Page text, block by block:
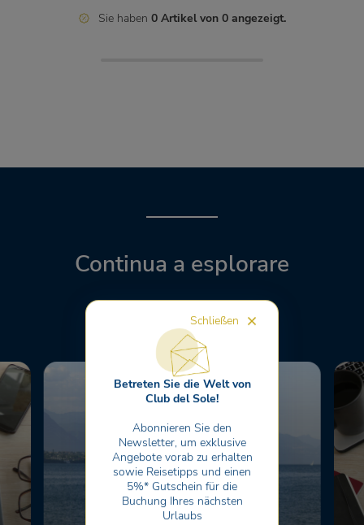
Sie haben 0 Artikel von 0 angezeigt.
Continua a esplorare
Schließen
Betreten Sie die Welt von
Club del Sole!
Abonnieren Sie den
Newsletter, um exklusive
Angebote vorab zu erhalten
sowie Reisetipps und einen
5%* Gutschein für die
Buchung Ihres nächsten
Urlaubs